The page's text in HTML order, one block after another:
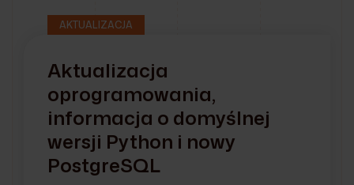
AKTUALIZACJA
Aktualizacja
oprogramowania,
informacja o domyślnej
wersji Python i nowy
PostgreSQL